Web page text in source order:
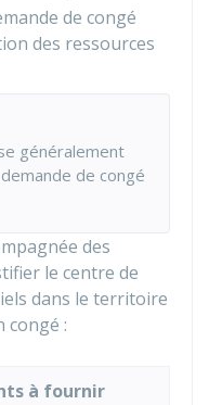
de congé
des ressources
généralement
de congé
des
le centre de
dans le territoire
congé :
à fournir